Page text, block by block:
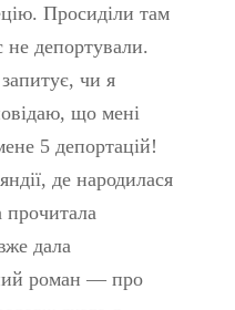
Просиділи там
не депортували.
чи я
що мені
5 депортацій!
де народилася
дала
роман — про